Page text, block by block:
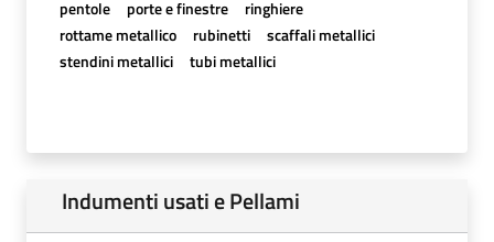
pentole
porte e finestre
ringhiere
rottame metallico
rubinetti
scaffali metallici
stendini metallici
tubi metallici
Indumenti usati e Pellami